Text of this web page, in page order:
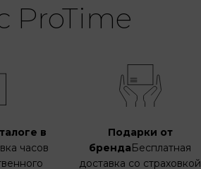
ProTime
в
часов
Подарки от
брендаБесплатная
доставка со страховкой